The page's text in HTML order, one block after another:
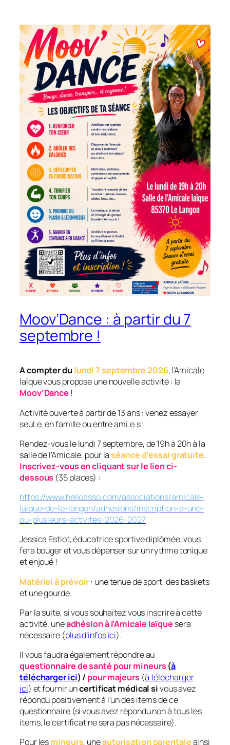
Moov’Dance : à partir du 7
septembre !
A compter du lundi 7 septembre 2026, l’Amicale
laïque vous propose une nouvelle activité : la
Moov’Dance !
Activité ouverte à partir de 13 ans : venez essayer
seul.e, en famille ou entre ami.e.s !
Rendez-vous le lundi 7 septembre, de 19h à 20h à la
salle de l’Amicale, pour laséance d’essai gratuite.
Inscrivez-vous en cliquant sur le lien ci-
dessous (35 places) :
https://www.helloasso.com/associations/amicale-
laique-de-le-langon/adhesions/inscription-a-une-
ou-plusieurs-activites-2026-2027
Jessica Estiot, éducatrice sportive diplômée, vous
fera bouger et vous dépenser sur un rythme tonique
et enjoué !
Matériel à prévoir: une tenue de sport, des baskets
et une gourde.
Par la suite, si vous souhaitez vous inscrire à cette
activité, uneadhésion à l’Amicale laïque sera
nécessaire (plus d’infos ici).
Il vous faudra également répondre au
questionnaire de santé pour mineurs (à
télécharger ici) / pour majeurs (à télécharger
ici) et fournir uncertificat médicalsivous avez
répondu positivement à l’un des items de ce
questionnaire (si vous avez répondu non à tous les
items, le certificat ne sera pas nécessaire).
Pour lesmineurs, uneautorisation parentaleainsi